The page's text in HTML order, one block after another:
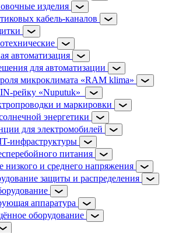
изделия
кабель-каналов
автоматизация
для автоматизации
микроклимата «RAM klima»
рейку «Nuputuk»
и маркировки
энергетики
для электромобилей
инфраструктуры
питания
низкого и среднего напряжения
защиты и распределения
аппаратура
оборудование